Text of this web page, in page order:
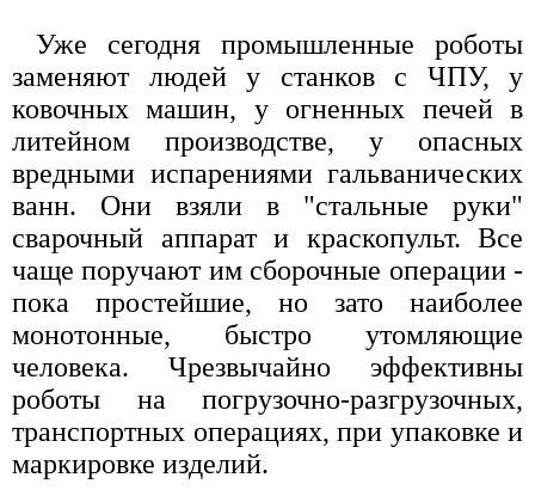
Уже сегодня промышленные роботы
заменяют людей у станков с ЧПУ, у
ковочных машин, у огненных печей в
литейном производстве, у опасных
вредными испарениями гальванических
ванн. Они взяли в "стальные руки"
сварочный аппарат и краскопульт. Все
чаще поручают им сборочные операции -
пока простейшие, но зато наиболее
монотонные, быстро утомляющие
человека. Чрезвычайно эффективны
роботы на погрузочно-разгрузочных,
транспортных операциях, при упаковке и
маркировке изделий.